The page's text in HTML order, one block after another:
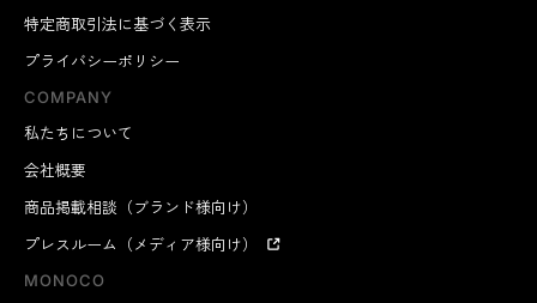
特定商取引法に基づく表示
プライバシーポリシー
COMPANY
私たちについて
会社概要
商品掲載相談（ブランド様向け）
プレスルーム（メディア様向け）
MONOCO